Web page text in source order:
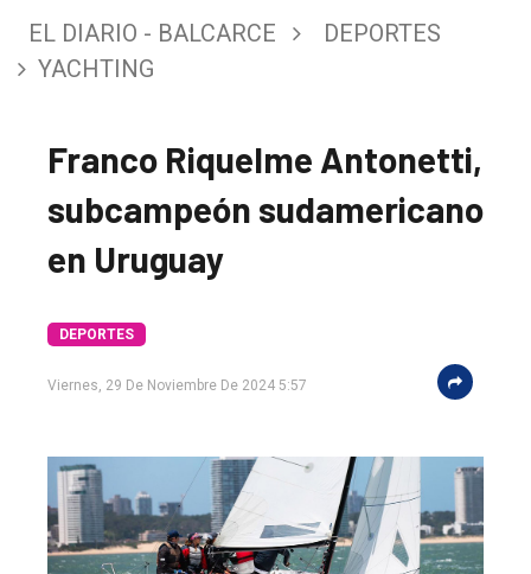
El
DIARIO
Balcarce
Inicio
Tendencia
Int.
EL DIARIO - BALCARCE
DEPORTES
YACHTING
Franco Riquelme Antonetti,
subcampeón sudamericano
en Uruguay
DEPORTES
Viernes, 29 De Noviembre De 2024 5:57